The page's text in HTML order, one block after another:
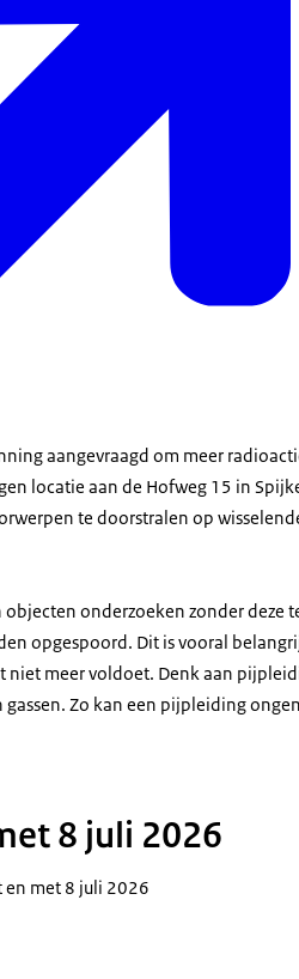
aangevraagd om meer
locatie aan de Hofweg 15 in
te doorstralen op
onderzoeken zonder deze
opgespoord. Dit is vooral
niet meer voldoet. Denk aan
Zo kan een pijpleiding
8 juli 2026
en met 8 juli 2026